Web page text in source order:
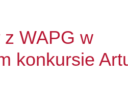
z WAPG w
konkursie